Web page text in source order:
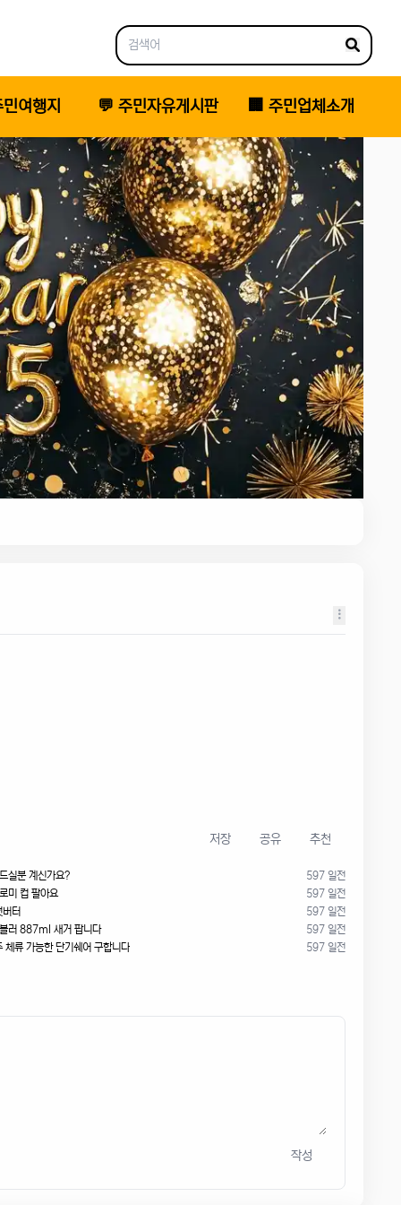
여행지 💬 주민자유게시판 🏢 주민업체소개
저장 공유 추천
실분 계신가요?
597 일전
미 컵 팔아요
597 일전
터
597 일전
러 887ml 새거 팝니다
597 일전
류 가능한 단기쉐어 구합니다
597 일전
작성